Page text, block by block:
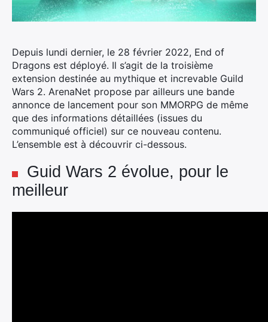
Depuis lundi dernier, le 28 février 2022, End of
Dragons est déployé. Il s’agit de la troisième
extension destinée au mythique et increvable Guild
Wars 2. ArenaNet propose par ailleurs une bande
annonce de lancement pour son MMORPG de même
que des informations détaillées (issues du
communiqué officiel) sur ce nouveau contenu.
L’ensemble est à découvrir ci-dessous.
Guid Wars 2 évolue, pour le
meilleur